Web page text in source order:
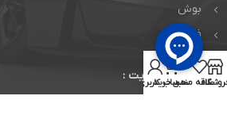
بوش
فلومکس
پشتیبانی سایت :
علاقه مندی
0
سبد خرید
حساب کاربری من